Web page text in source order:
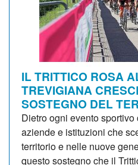
IL TRITTICO ROSA
TREVIGIANA
SOSTEGNO DEL
Dietro ogni evento
aziende e istituzioni che
territorio e nelle nuove
questo sostegno che il